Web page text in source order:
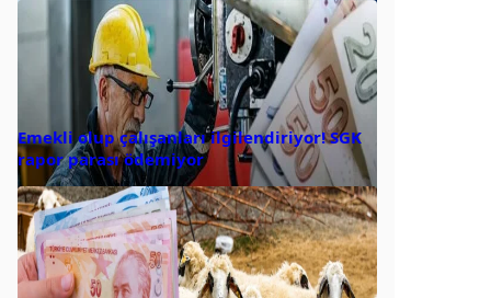
Emekli olup çalışanları ilgilendiriyor! SGK
rapor parası ödemiyor